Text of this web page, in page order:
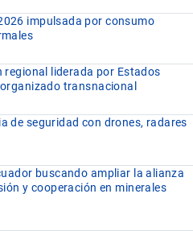
impulsada por consumo
regional liderada por Estados
transnacional
de seguridad con drones, radares
buscando ampliar la alianza
y cooperación en minerales